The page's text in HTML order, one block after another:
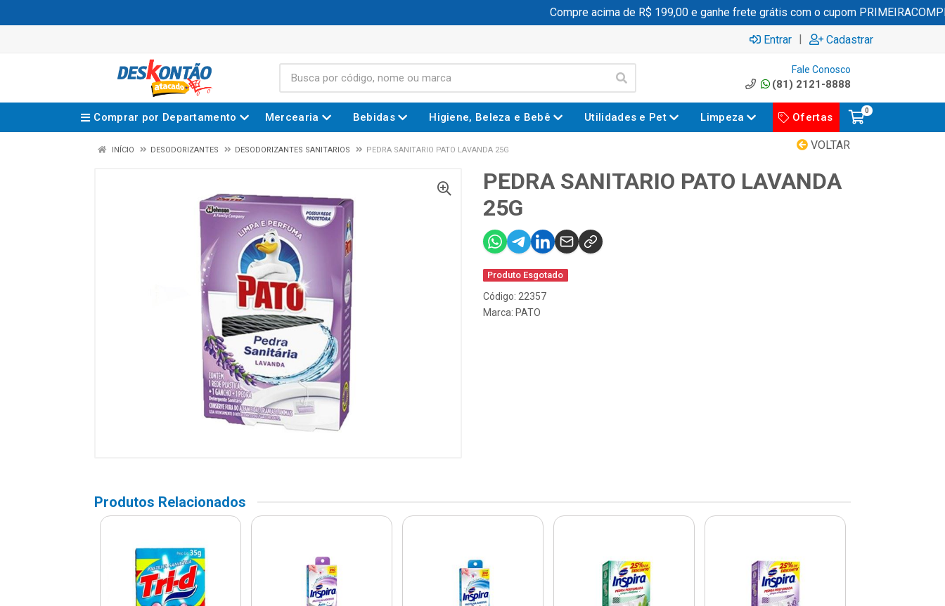
Compre acima de R$ 199,00 e ganhe frete grátis com o cupom PRIMEIRACOMPRA
Entrar | Cadastrar
Fale Conosco
(81) 2121-8888
Comprar por Departamento Mercearia Bebidas Higiene, Beleza e Bebê Utilidades e Pet Limpeza Ofertas
0
VOLTAR
INÍCIO DESODORIZANTES DESODORIZANTES SANITARIOS PEDRA SANITARIO PATO LAVANDA 25G
PEDRA SANITARIO PATO LAVANDA
25G
Produto Esgotado
Código: 22357
Marca: PATO
Produtos Relacionados